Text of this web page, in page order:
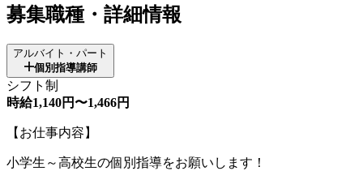
募集職種・詳細情報
アルバイト・パート
個別指導講師
シフト制
時給1,140円〜1,466円
【お仕事内容】
小学生～高校生の個別指導をお願いします！